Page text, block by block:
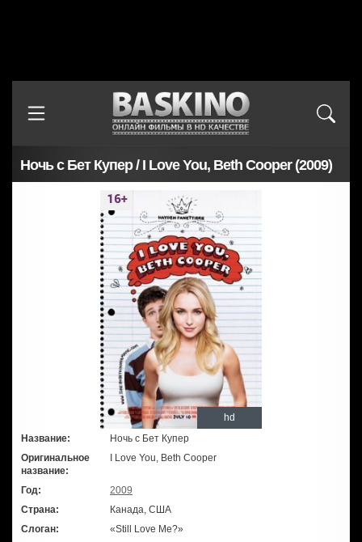
Ночь с Бет Купер / I Love You, Beth Cooper (2009)
hd
Название:
Ночь с Бет Купер
Оригинальное
название:
I Love You, Beth Cooper
Год:
2009
Страна:
Канада, США
Слоган:
«Still Love Me?»